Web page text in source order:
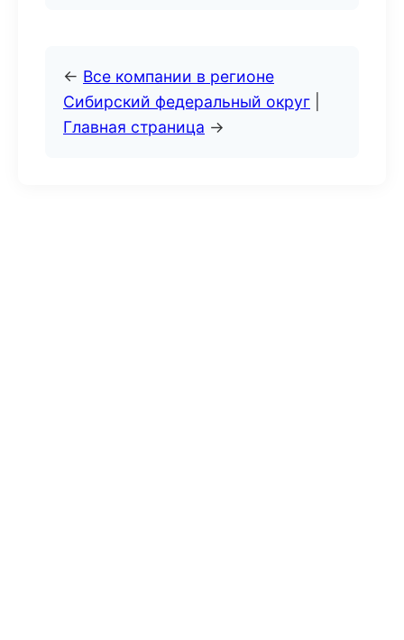
← Все компании в регионе
Сибирский федеральный округ
Главная страница →